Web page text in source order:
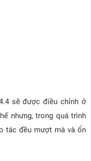
sẽ được điều chỉnh ở
nhưng, trong quá trình
tác đều mượt mà và ổn